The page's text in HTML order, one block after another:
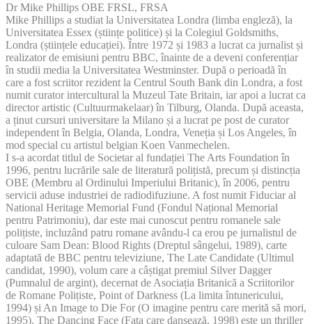
Dr Mike Phillips OBE FRSL, FRSA
Mike Phillips a studiat la Universitatea Londra (limba engleză), la
Universitatea Essex (științe politice) și la Colegiul Goldsmiths,
Londra (științele educației). Între 1972 și 1983 a lucrat ca jurnalist și
realizator de emisiuni pentru BBC, înainte de a deveni conferențiar
în studii media la Universitatea Westminster. După o perioadă în
care a fost scriitor rezident la Centrul South Bank din Londra, a fost
numit curator intercultural la Muzeul Tate Britain, iar apoi a lucrat ca
director artistic (Cultuurmakelaar) în Tilburg, Olanda. După aceasta,
a ținut cursuri universitare la Milano și a lucrat pe post de curator
independent în Belgia, Olanda, Londra, Veneția și Los Angeles, în
mod special cu artistul belgian Koen Vanmechelen.
I s-a acordat titlul de Societar al fundației The Arts Foundation în
1996, pentru lucrările sale de literatură polițistă, precum și distincția
OBE (Membru al Ordinului Imperiului Britanic), în 2006, pentru
servicii aduse industriei de radiodifuziune. A fost numit Fiduciar al
National Heritage Memorial Fund (Fondul Național Memorial
pentru Patrimoniu), dar este mai cunoscut pentru romanele sale
polițiste, incluzând patru romane avându-l ca erou pe jurnalistul de
culoare Sam Dean: Blood Rights (Dreptul sângelui, 1989), carte
adaptată de BBC pentru televiziune, The Late Candidate (Ultimul
candidat, 1990), volum care a câștigat premiul Silver Dagger
(Pumnalul de argint), decernat de Asociația Britanică a Scriitorilor
de Romane Polițiste, Point of Darkness (La limita întunericului,
1994) și An Image to Die For (O imagine pentru care merită să mori,
1995). The Dancing Face (Fața care dansează, 1998) este un thriller